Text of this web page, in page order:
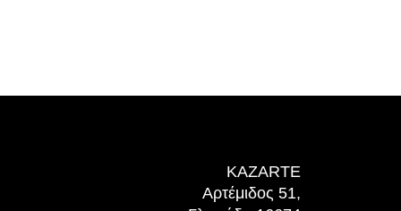
KAZARTE
Αρτέμιδος 51,